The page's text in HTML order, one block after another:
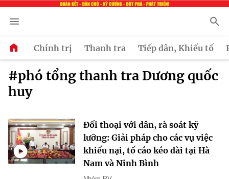
Chính trị Thanh tra Tiếp dân, Khiếu tố
#phó tổng thanh tra Dương quốc
huy
Đối thoại với dân, rà soát kỹ
lưỡng: Giải pháp cho các vụ việc
khiếu nại, tố cáo kéo dài tại Hà
Nam và Ninh Bình